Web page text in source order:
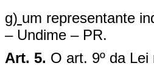
g) um representante
– Undime – PR.
Art. 5. O art. 9º da